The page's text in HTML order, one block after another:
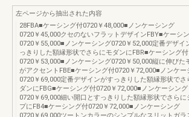
左ページから抽出された内容
28FBA■ケーシング付0720￥48,000■ノンケーシング
0720￥45,000クセのないフラットデザインFBY■ケーシ
0720￥55,000■ノンケーシング0720￥52,000定番デザイ
っきりした額縁形状でさらにモダンにFBR■ケーシング付
0720￥53,000■ノンケーシング0720￥50,000縦に伸びた
がアクセントFBE■ケーシング付0720￥72,000■ノンケー
0720￥69,000定番デザインがすっきりした額縁形状でさ
ダンにFBG■ケーシング付0720￥72,000■ノンケーシング
0720￥69,000細い開口とすっきりした額縁形状でさらに
プにFB4■ケーシング付0720￥72,000■ノンケーシング
0720￥69,000ツートンカラーのシンプルなスリットガラ